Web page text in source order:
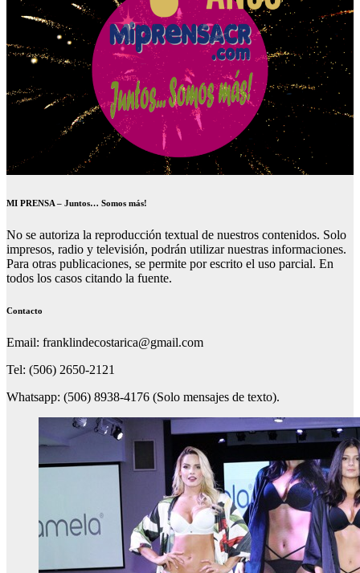
MI PRENSA – Juntos… Somos más!
No se autoriza la reproducción textual de nuestros contenidos. Solo
impresos, radio y televisión, podrán utilizar nuestras informaciones.
Para otras publicaciones, se permite por escrito el uso parcial. En
todos los casos citando la fuente.
Contacto
Email: franklindecostarica@gmail.com
Tel: (506) 2650-2121
Whatsapp: (506) 8938-4176 (Solo mensajes de texto).